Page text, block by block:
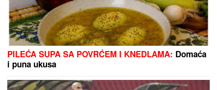
JOŠ JEDNA DETONACIJA U BEOGRADU!
se zatresla usred noći: Na licu mesta krater, policija
traga za počiniocem